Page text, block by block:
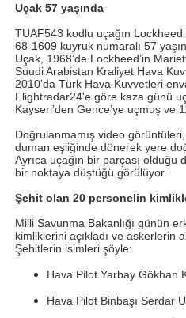
Uçak 57 yaşında
TUAF543 kodlu uçağın
68-1609 kuyruk numaralı 57
Uçak, 1968’de Lockheed’in
Suudi Arabistan Kraliyet Hava
2010’da Türk Hava Kuvvetleri
Flightradar24'e göre kaza günü
Kayseri’den Gence’ye uçmuş ve
Doğrulanmamış video
duman eşliğinde dönerek yere
Ayrıca uçağın bir parçası olduğu
bir noktaya düştüğü görülüyor.
Şehit olan 20 personelin
Milli Savunma Bakanlığı günün
kimliklerini açıkladı ve askerlerin
Şehitlerin isimleri şöyle:
Hava Pilot Yarbay Gökhan
Hava Pilot Binbaşı Serdar